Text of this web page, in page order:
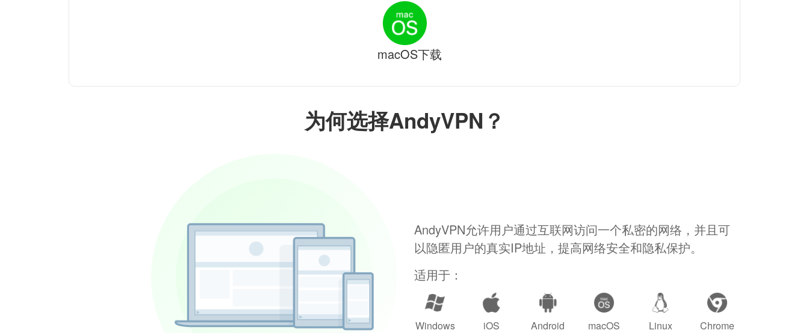
为何选择AndyVPN？
AndyVPN允许用户通过互联网访问一个私密的网络，并且可
以隐匿用户的真实IP地址，提高网络安全和隐私保护。
适用于：
Windows iOS Android macOS Linux Chrome
macOS下载